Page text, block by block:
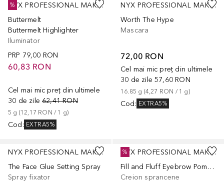
NYX PROFESSIONAL MAKEUP
Buttermelt
Buttermelt Highlighter
Iluminator
PRP 79,00 RON
60,83 RON
Cel mai mic preț din ultimele
30 de zile 62,41 RON
5 g (12,17 RON / 1 g)
Cod : EXTRA5%
%
NYX PROFESSIONAL MAKEUP
Worth The Hype
Mascara
72,00 RON
Cel mai mic preț din ultimele
30 de zile 57,60 RON
16.85 g (4,27 RON / 1 g)
Cod : EXTRA5%
NYX PROFESSIONAL MAKEUP
The Face Glue Setting Spray
Spray fixator
NYX PROFESSIONAL MAKEUP
Fill and Fluff Eyebrow Pomade Pencil
Creion sprancene
%